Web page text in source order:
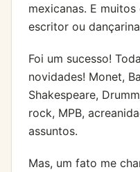
mexicanas. E
escritor ou
Foi um sucesso!
novidades! Monet,
Shakespeare,
rock, MPB,
assuntos.
Mas, um fato me